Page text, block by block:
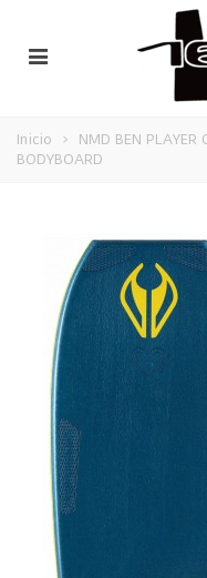
Inicio >
NMD BEN
BODYBOARD